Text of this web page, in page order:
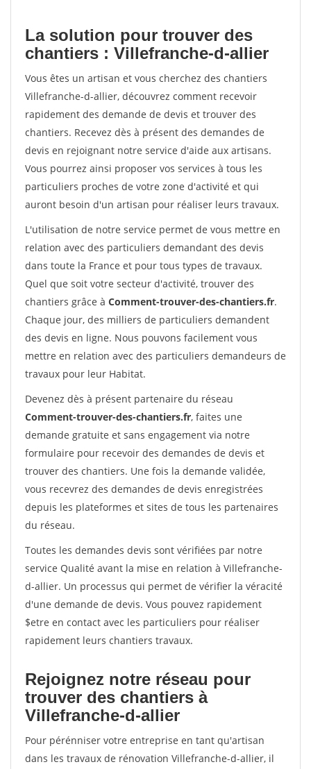
La solution pour trouver des
chantiers : Villefranche-d-allier
Vous êtes un artisan et vous cherchez des chantiers
Villefranche-d-allier, découvrez comment recevoir
rapidement des demande de devis et trouver des
chantiers. Recevez dès à présent des demandes de
devis en rejoignant notre service d'aide aux artisans.
Vous pourrez ainsi proposer vos services à tous les
particuliers proches de votre zone d'activité et qui
auront besoin d'un artisan pour réaliser leurs travaux.
L'utilisation de notre service permet de vous mettre en
relation avec des particuliers demandant des devis
dans toute la France et pour tous types de travaux.
Quel que soit votre secteur d'activité, trouver des
chantiers grâce à Comment-trouver-des-chantiers.fr.
Chaque jour, des milliers de particuliers demandent
des devis en ligne. Nous pouvons facilement vous
mettre en relation avec des particuliers demandeurs de
travaux pour leur Habitat.
Devenez dès à présent partenaire du réseau
Comment-trouver-des-chantiers.fr, faites une
demande gratuite et sans engagement via notre
formulaire pour recevoir des demandes de devis et
trouver des chantiers. Une fois la demande validée,
vous recevrez des demandes de devis enregistrées
depuis les plateformes et sites de tous les partenaires
du réseau.
Toutes les demandes devis sont vérifiées par notre
service Qualité avant la mise en relation à Villefranche-
d-allier. Un processus qui permet de vérifier la véracité
d'une demande de devis. Vous pouvez rapidement
$etre en contact avec les particuliers pour réaliser
rapidement leurs chantiers travaux.
Rejoignez notre réseau pour
trouver des chantiers à
Villefranche-d-allier
Pour pérénniser votre entreprise en tant qu'artisan
dans les travaux de rénovation Villefranche-d-allier, il